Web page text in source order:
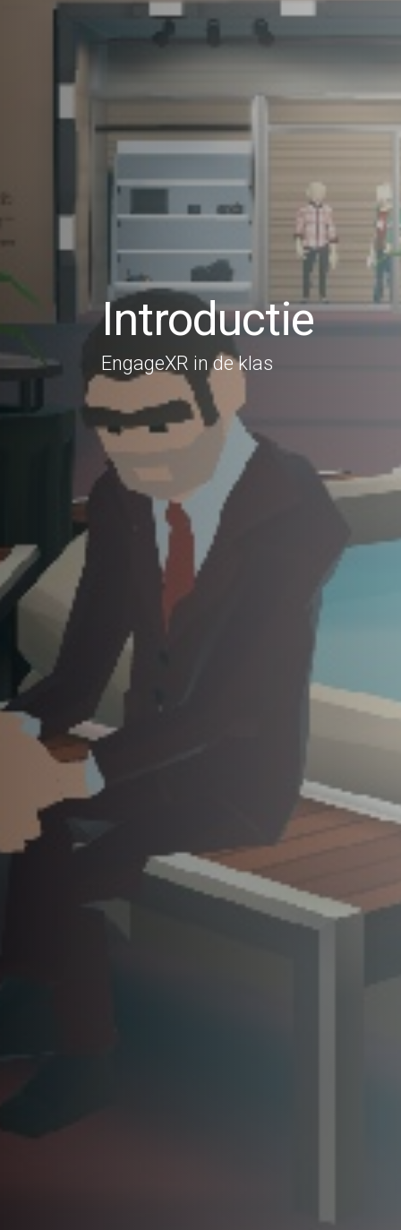
Introductie
EngageXR in de klas